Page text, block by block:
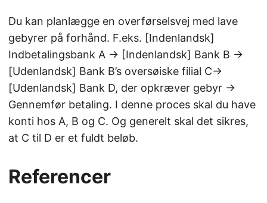
Du kan planlægge en overførselsvej med lave
gebyrer på forhånd. F.eks. [Indenlandsk]
Indbetalingsbank A → [Indenlandsk] Bank B →
[Udenlandsk] Bank B’s oversøiske filial C→
[Udenlandsk] Bank D, der opkræver gebyr →
Gennemfør betaling. I denne proces skal du have
konti hos A, B og C. Og generelt skal det sikres,
at C til D er et fuldt beløb.
Referencer